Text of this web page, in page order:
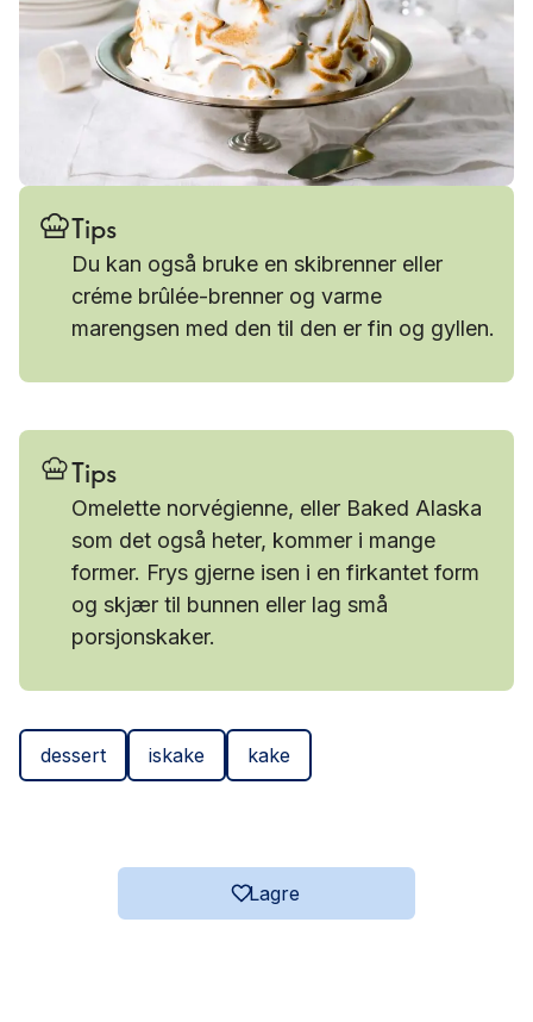
Tips
Du kan også bruke en skibrenner eller
créme brûlée-brenner og varme
marengsen med den til den er fin og gyllen.
Tips
Omelette norvégienne, eller Baked Alaska
som det også heter, kommer i mange
former. Frys gjerne isen i en firkantet form
og skjær til bunnen eller lag små
porsjonskaker.
dessert iskake kake
Lagre